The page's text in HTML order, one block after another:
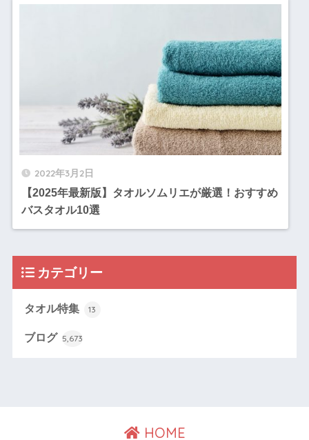
2022年3月2日
【2025年最新版】タオルソムリエが厳選！おすすめ
バスタオル10選
カテゴリー
タオル特集 13
ブログ 5,673
HOME